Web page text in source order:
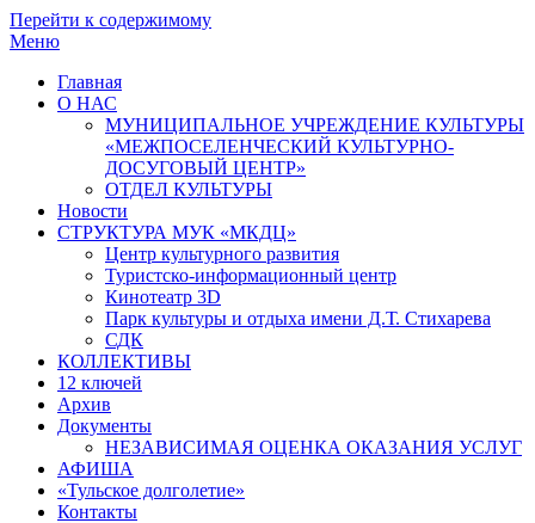
Перейти к содержимому
Меню
Главная
О НАС
МУНИЦИПАЛЬНОЕ УЧРЕЖДЕНИЕ КУЛЬТУРЫ
«МЕЖПОСЕЛЕНЧЕСКИЙ КУЛЬТУРНО-
ДОСУГОВЫЙ ЦЕНТР»
ОТДЕЛ КУЛЬТУРЫ
Новости
СТРУКТУРА МУК «МКДЦ»
Центр культурного развития
Туристско-информационный центр
Кинотеатр 3D
Парк культуры и отдыха имени Д.Т. Стихарева
СДК
КОЛЛЕКТИВЫ
12 ключей
Архив
Документы
НЕЗАВИСИМАЯ ОЦЕНКА ОКАЗАНИЯ УСЛУГ
АФИША
«Тульское долголетие»
Контакты